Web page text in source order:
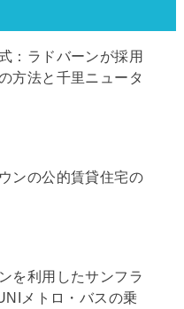
：ラドバーンが採用
方法と千里ニュータ
ンの公的賃貸住宅の
を利用したサンフラ
メトロ・バスの乗